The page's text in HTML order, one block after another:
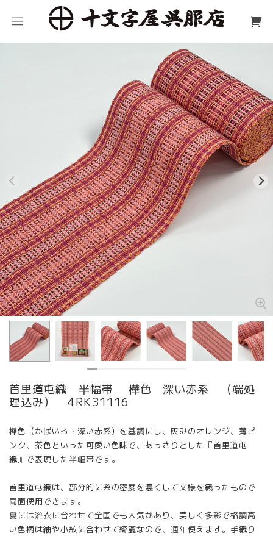
首里道屯織 半幅帯 樺色 深い赤系 （端処
理込み） 4RK31116
樺色（かばいろ・深い赤系）を基調にし、灰みのオレンジ、薄ピ
ンク、茶色といった可愛い色味で、あっさりとした『首里道屯
織』で表現した半幅帯です。
首里道屯織は、部分的に糸の密度を濃くして文様を織ったもので
両面使用できます。
夏には浴衣に合わせて全国でも人気があり、美しく多彩で格調高
い色柄は紬や小紋に合わせて綺麗なので、通年使えます。手織り